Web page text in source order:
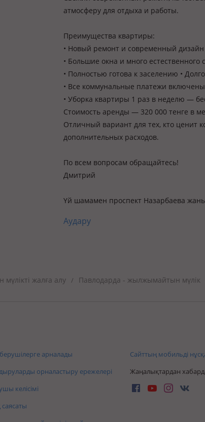
атмосферу для отдыха и работы.
Преимущества квартиры:
• Новый ремонт и современный дизайн
• Большие окна и много естественного
• Полностью готова к заселению •
• Все коммунальные платежи
• Уборка квартиры 1 раз в неделю —
Стоимость аренды — 320 000 тенге в
Отличный вариант для тех, кто ценит
дополнительных расходов.
По всем вопросам обращайтесь!
Дмитрий
Үй шамамен проспект Назарбаева
Аудару
жалға алу / Павлодарда - жылжымайтын мүлік
арналады
орналастыру ережелері
келісімі
Сайттың мобильді
Жаңалықтардан